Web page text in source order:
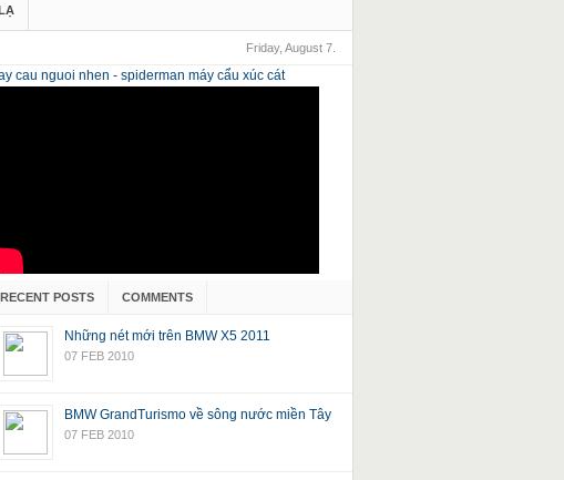
Friday, August 7.
cau nguoi nhen - spiderman máy cẩu xúc cát
RECENT POSTS COMMENTS
Những nét mới trên BMW X5 2011
07 FEB 2010
BMW GrandTurismo về sông nước miền Tây
07 FEB 2010